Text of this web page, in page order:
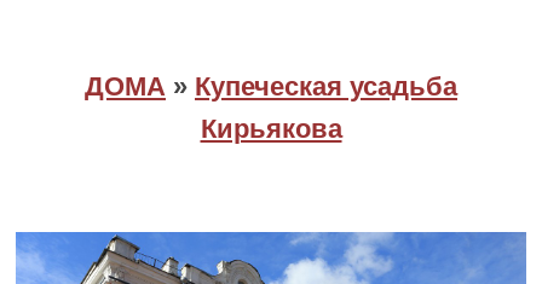
ДОМА » Купеческая усадьба
Кирьякова